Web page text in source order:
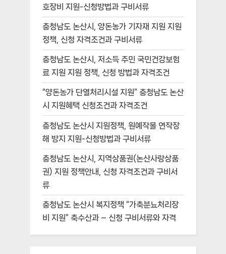
호장비 지원-신청방법과 구비서류
충청남도 논산시, 양돈농가 기자재 지원 지원
정책, 신청 자격조건과 구비서류
충청남도 논산시, 저소득 주민 국민건강보험
료 지원 지원 정책, 신청 방법과 자격조건
“양돈농가 단열처리시설 지원” 충청남도 논산
시 지원혜택 신청조건과 자격조건
충청남도 논산시 지원정책, 원예작물 연작장
해 방지 지원-신청방법과 구비서류
충청남도 논산시, 지역상품권(논산사랑상품
권) 지원 정책안내, 신청 자격조건과 구비서
류
충청남도 논산시 복지정책 “가축분뇨처리장
비 지원” 축수산과 – 신청 구비서류와 자격